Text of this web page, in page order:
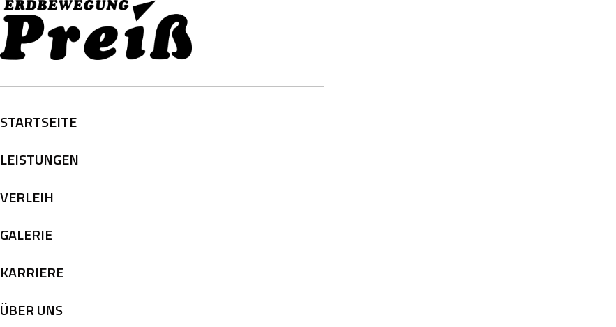
STARTSEITE
LEISTUNGEN
VERLEIH
GALERIE
KARRIERE
ÜBER UNS